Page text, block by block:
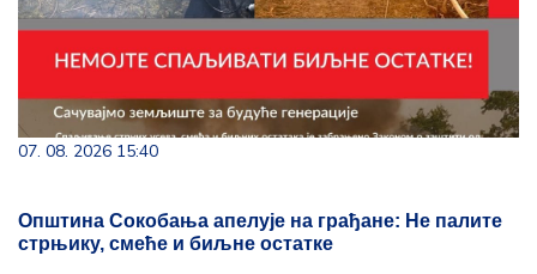
07. 08. 2026 15:40
Општина Сокобања апелује на грађане: Не палите
стрњику, смеће и биљне остатке